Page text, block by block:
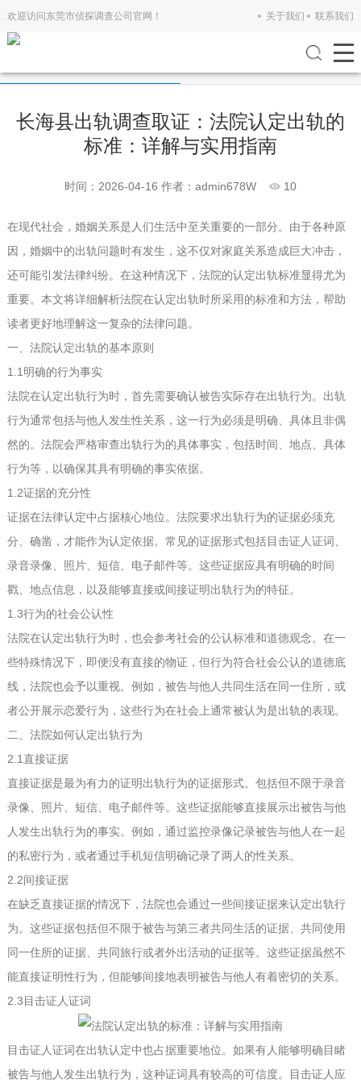
欢迎访问东莞市侦探调查公司官网！ 关于我们 联系我们
长海县出轨调查取证：法院认定出轨的
标准：详解与实用指南
时间：2026-04-16 作者：admin678W 10
在现代社会，婚姻关系是人们生活中至关重要的一部分。由于各种原
因，婚姻中的出轨问题时有发生，这不仅对家庭关系造成巨大冲击，
还可能引发法律纠纷。在这种情况下，法院的认定出轨标准显得尤为
重要。本文将详细解析法院在认定出轨时所采用的标准和方法，帮助
读者更好地理解这一复杂的法律问题。
一、法院认定出轨的基本原则
1.1明确的行为事实
法院在认定出轨行为时，首先需要确认被告实际存在出轨行为。出轨
行为通常包括与他人发生性关系，这一行为必须是明确、具体且非偶
然的。法院会严格审查出轨行为的具体事实，包括时间、地点、具体
行为等，以确保其具有明确的事实依据。
1.2证据的充分性
证据在法律认定中占据核心地位。法院要求出轨行为的证据必须充
分、确凿，才能作为认定依据。常见的证据形式包括目击证人证词、
录音录像、照片、短信、电子邮件等。这些证据应具有明确的时间
戳、地点信息，以及能够直接或间接证明出轨行为的特征。
1.3行为的社会公认性
法院在认定出轨行为时，也会参考社会的公认标准和道德观念。在一
些特殊情况下，即便没有直接的物证，但行为符合社会公认的道德底
线，法院也会予以重视。例如，被告与他人共同生活在同一住所，或
者公开展示恋爱行为，这些行为在社会上通常被认为是出轨的表现。
二、法院如何认定出轨行为
2.1直接证据
直接证据是最为有力的证明出轨行为的证据形式。包括但不限于录音
录像、照片、短信、电子邮件等。这些证据能够直接展示出被告与他
人发生出轨行为的事实。例如，通过监控录像记录被告与他人在一起
的私密行为，或者通过手机短信明确记录了两人的性关系。
2.2间接证据
在缺乏直接证据的情况下，法院也会通过一些间接证据来认定出轨行
为。这些证据包括但不限于被告与第三者共同生活的证据、共同使用
同一住所的证据、共同旅行或者外出活动的证据等。这些证据虽然不
能直接证明性行为，但能够间接地表明被告与他人有着密切的关系。
2.3目击证人证词
目击证人证词在出轨认定中也占据重要地位。如果有人能够明确目睹
被告与他人发生出轨行为，这种证词具有较高的可信度。目击证人应